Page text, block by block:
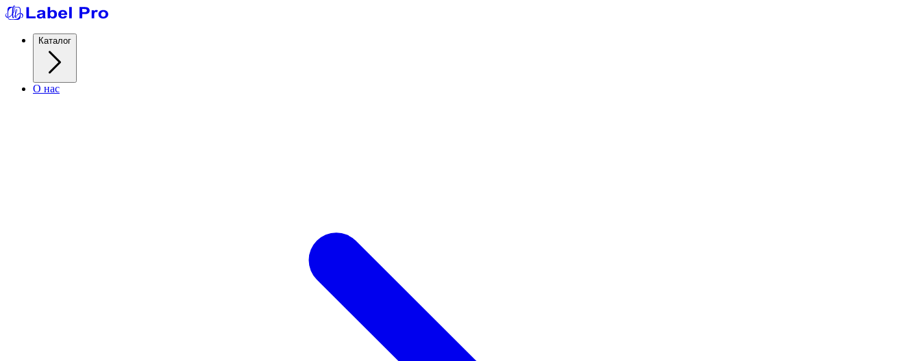
Каталог
О нас